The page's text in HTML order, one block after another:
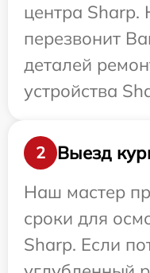
центра Sharp.
перезвонит
деталей
устройства
2
Выезд
Наш мастер
сроки для
Sharp. Если